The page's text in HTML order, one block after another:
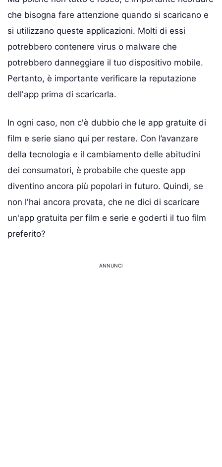
che bisogna fare attenzione quando si scaricano e
si utilizzano queste applicazioni. Molti di essi
potrebbero contenere virus o malware che
potrebbero danneggiare il tuo dispositivo mobile.
Pertanto, è importante verificare la reputazione
dell'app prima di scaricarla.
In ogni caso, non c'è dubbio che le app gratuite di
film e serie siano qui per restare. Con l’avanzare
della tecnologia e il cambiamento delle abitudini
dei consumatori, è probabile che queste app
diventino ancora più popolari in futuro. Quindi, se
non l'hai ancora provata, che ne dici di scaricare
un'app gratuita per film e serie e goderti il tuo film
preferito?
ANNUNCI